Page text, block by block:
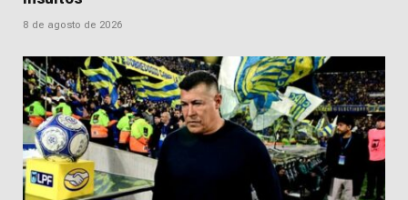
8 de agosto de 2026